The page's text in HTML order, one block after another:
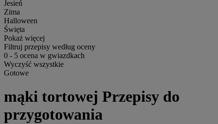
Jesień
Zima
Halloween
Święta
Pokaż więcej
Filtruj przepisy według oceny
0 - 5 ocena w gwiazdkach
Wyczyść wszystkie
Gotowe
mąki tortowej Przepisy do
przygotowania